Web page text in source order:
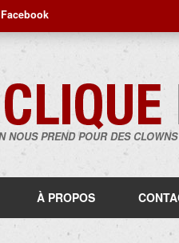
NOUS PREND POUR DES CLOWNS
À PROPOS